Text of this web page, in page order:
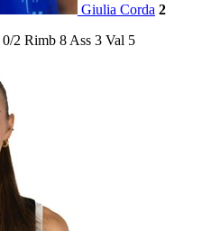
Giulia Corda 2
0/2 Rimb 8 Ass 3 Val 5